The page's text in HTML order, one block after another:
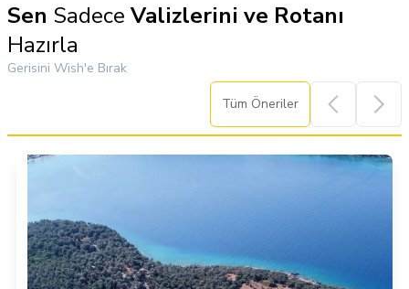
Sen Sadece Valizlerini ve Rotanı
Hazırla
Gerisini Wish'e Bırak
Tüm Öneriler